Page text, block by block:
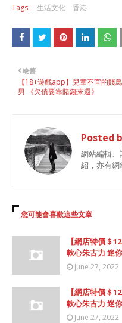
Tags: 生活文化 香港
較舊
【18+遊戲app】兒童不宜的賤鳥
男 《欠債要靠賭錢來還》
Posted
網站編輯、
紹，亦有網
您可能會喜歡這些文章
【網店特價
軟心朱古力 迷
June 27, 2022
【網店特價
軟心朱古力 迷
June 27, 2022